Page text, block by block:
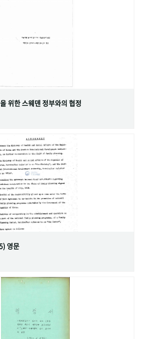
위한 스웨덴 정부와의 협정
영문